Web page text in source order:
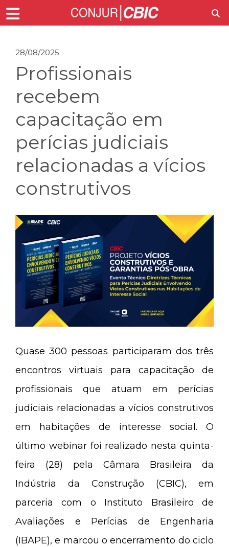
28/08/2025
Profissionais
recebem
capacitação em
perícias judiciais
relacionadas a vícios
construtivos
Quase 300 pessoas participaram dos três
encontros virtuais para capacitação de
profissionais que atuam em perícias
judiciais relacionadas a vícios construtivos
em habitações de interesse social. O
último webinar foi realizado nesta quinta-
feira (28) pela Câmara Brasileira da
Indústria da Construção (CBIC), em
parceria com o Instituto Brasileiro de
Avaliações e Perícias de Engenharia
(IBAPE), e marcou o encerramento do ciclo